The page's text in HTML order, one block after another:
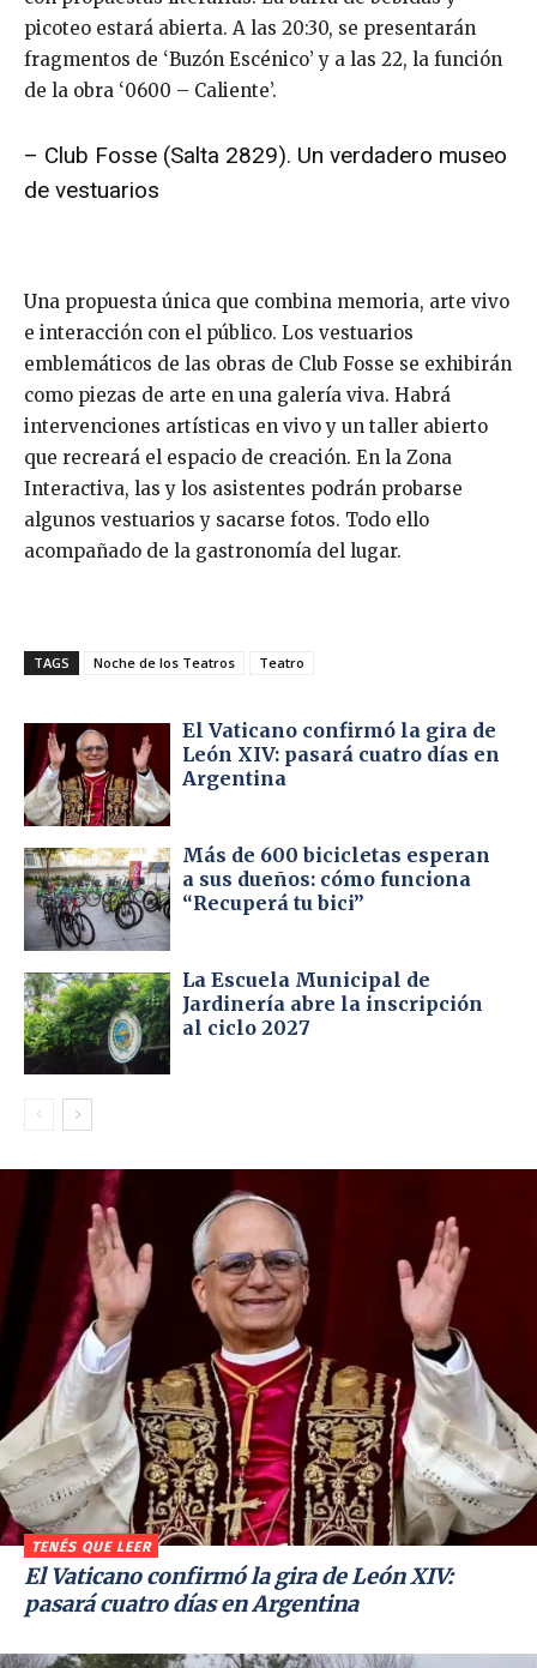
picoteo estará abierta. A las 20:30, se presentarán
fragmentos de ‘Buzón Escénico’ y a las 22, la función
de la obra ‘0600 – Caliente’.
– Club Fosse (Salta 2829). Un verdadero museo
de vestuarios
Una propuesta única que combina memoria, arte vivo
e interacción con el público. Los vestuarios
emblemáticos de las obras de Club Fosse se exhibirán
como piezas de arte en una galería viva. Habrá
intervenciones artísticas en vivo y un taller abierto
que recreará el espacio de creación. En la Zona
Interactiva, las y los asistentes podrán probarse
algunos vestuarios y sacarse fotos. Todo ello
acompañado de la gastronomía del lugar.
TAGS Noche de los Teatros Teatro
El Vaticano confirmó la gira de
León XIV: pasará cuatro días en
Argentina
Más de 600 bicicletas esperan
a sus dueños: cómo funciona
“Recuperá tu bici”
La Escuela Municipal de
Jardinería abre la inscripción
al ciclo 2027
TENÉS QUE LEER
El Vaticano confirmó la gira de León XIV:
pasará cuatro días en Argentina